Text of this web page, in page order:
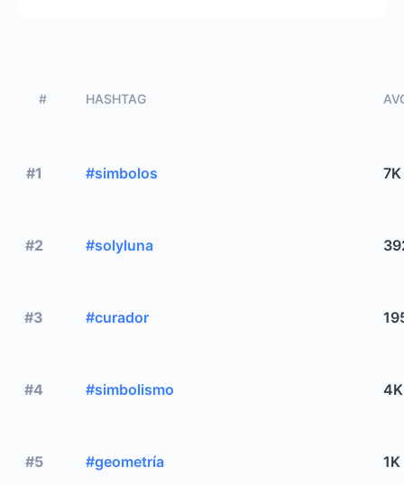
# HASHTAG
#1 #simbolos 7K
#2 #solyluna
#3 #curador
#4 #simbolismo 4K
#5 #geometría 1K